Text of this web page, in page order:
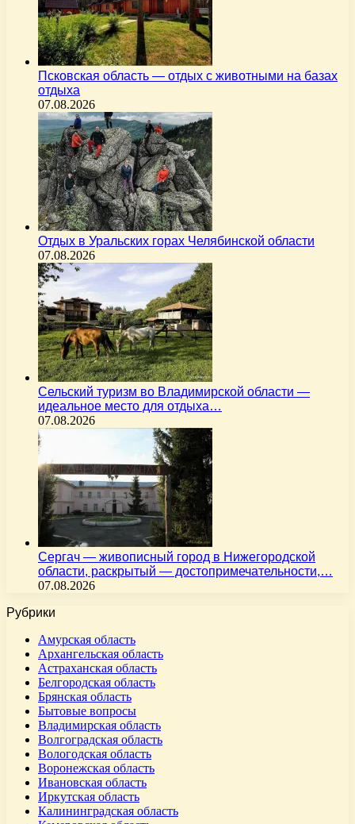
Псковская область — отдых с животными на базах
отдыха
07.08.2026
Отдых в Уральских горах Челябинской области
07.08.2026
Сельский туризм во Владимирской области —
идеальное место для отдыха…
07.08.2026
Сергач — живописный город в Нижегородской
области, раскрытый — достопримечательности,…
07.08.2026
Рубрики
Амурская область
Архангельская область
Астраханская область
Белгородская область
Брянская область
Бытовые вопросы
Владимирская область
Волгоградская область
Вологодская область
Воронежская область
Ивановская область
Иркутская область
Калининградская область